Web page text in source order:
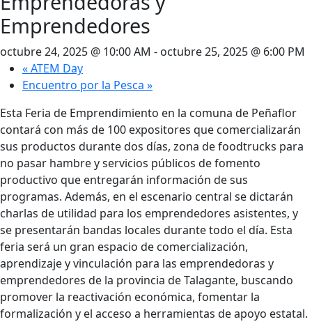
Emprendedores
octubre 24, 2025 @ 10:00 AM - octubre 25, 2025 @ 6:00 PM
«ATEM Day
Encuentro por la Pesca »
Esta Feria de Emprendimiento en la comuna de Peñaflor
contará con más de 100 expositores que comercializarán
sus productos durante dos días, zona de foodtrucks para
no pasar hambre y servicios públicos de fomento
productivo que entregarán información de sus
programas. Además, en el escenario central se dictarán
charlas de utilidad para los emprendedores asistentes, y
se presentarán bandas locales durante todo el día. Esta
feria será un gran espacio de comercialización,
aprendizaje y vinculación para las emprendedoras y
emprendedores de la provincia de Talagante, buscando
promover la reactivación económica, fomentar la
formalización y el acceso a herramientas de apoyo estatal.